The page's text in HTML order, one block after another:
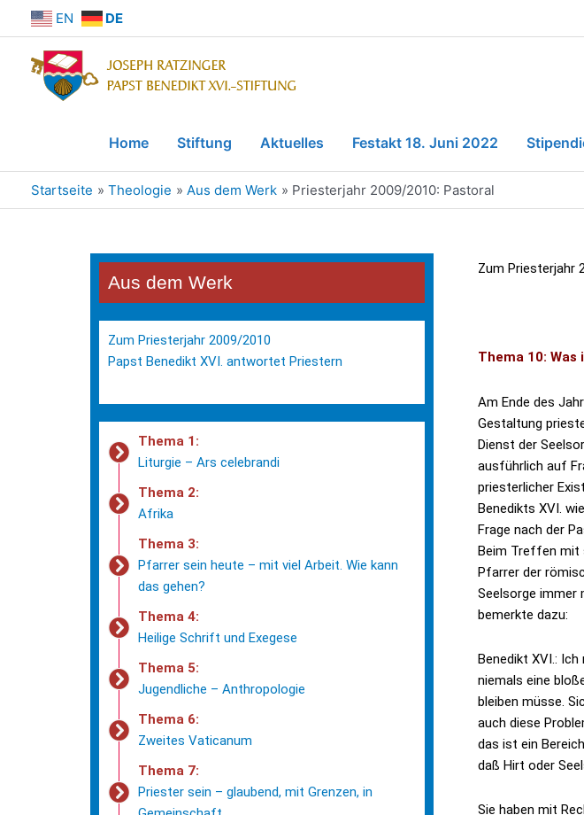
EN DE
Home Stiftung Aktuelles Festakt 18. Juni 2022
Startseite Theologie Aus dem Werk Priesterjahr 2009/2010: Pastoral
Aus dem Werk
Zum Priesterjahr 2009/2010
Papst Benedikt XVI. antwortet Priestern
Thema 1:
Liturgie – Ars celebrandi
Thema 2:
Afrika
Thema 3:
Pfarrer sein heute – mit viel Arbeit. Wie kann
das gehen?
Thema 4:
Heilige Schrift und Exegese
Thema 5:
Jugendliche – Anthropologie
Thema 6:
Zweites Vaticanum
Thema 7:
Priester sein – glaubend, mit Grenzen, in
Zum Priesterjahr
Thema 10: Was
Am Ende des
Gestaltung
Dienst der
ausführlich auf
priesterlicher
Benedikts XVI.
Frage nach der
Beim Treffen mit
Pfarrer der
Seelsorge immer
bemerkte dazu:
Benedikt XVI.:
niemals eine
bleiben müsse.
auch diese
das ist ein
daß Hirt oder
Sie haben mit